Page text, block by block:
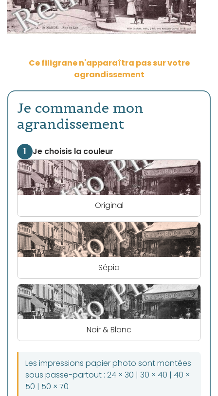
Ce filigrane n'apparaîtra pas sur votre
agrandissement
Je commande mon
agrandissement
1 Je choisis la couleur
Original
Sépia
Noir & Blanc
Les impressions papier photo sont montées
sous passe-partout : 24 × 30 | 30 × 40 | 40 ×
50 | 50 × 70